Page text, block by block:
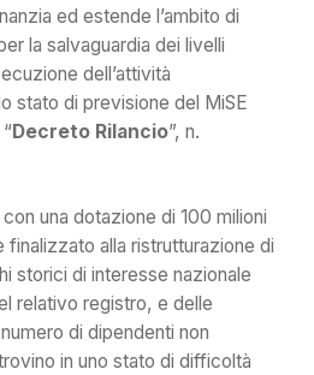
ed estende l’ambito di
la salvaguardia dei livelli
dell’attività
stato di previsione del MiSE
Decreto Rilancio”, n.
una dotazione di 100 milioni
alla ristrutturazione di
storici di interesse nazionale
relativo registro, e delle
di dipendenti non
in uno stato di difficoltà